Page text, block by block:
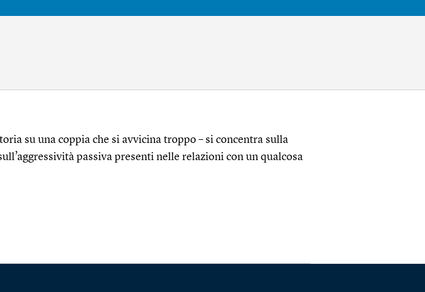
su una coppia che si avvicina troppo – si concentra sulla
passiva presenti nelle relazioni con un qualcosa